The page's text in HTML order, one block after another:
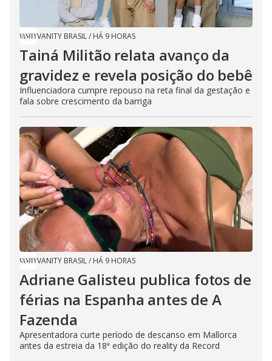
VANITY BRASIL/ HÁ 9 HORAS
Tainá Militão relata avanço da
gravidez e revela posição do bebê
Influenciadora cumpre repouso na reta final da gestação e
fala sobre crescimento da barriga
VANITY BRASIL/ HÁ 9 HORAS
Adriane Galisteu publica fotos de
férias na Espanha antes de A
Fazenda
Apresentadora curte período de descanso em Mallorca
antes da estreia da 18ª edição do reality da Record